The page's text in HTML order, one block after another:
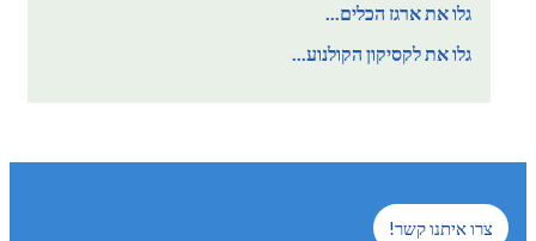
גלו את ארגז הכלים...
גלו את לקסיקון הקולנוע...
צרו איתנו קשר!